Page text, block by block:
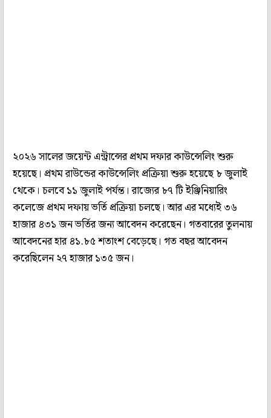
২০২৬ সালের জয়েন্ট এন্ট্রান্সের প্রথম দফার কাউন্সেলিং শুরু
হয়েছে। প্রথম রাউন্ডের কাউন্সেলিং প্রক্রিয়া শুরু হয়েছে ৮ জুলাই
থেকে। চলবে ১১ জুলাই পর্যন্ত। রাজ্যের ৮৭ টি ইঞ্জিনিয়ারিং
কলেজে প্রথম দফায় ভর্তি প্রক্রিয়া চলছে। আর এর মধ্যেই ৩৬
হাজার ৪৩১ জন ভর্তির জন্য আবেদন করেছেন। গতবারের তুলনায়
আবেদনের হার ৪১.৮৫ শতাংশ বেড়েছে। গত বছর আবেদন
করেছিলেন ২৭ হাজার ১৩৫ জন।